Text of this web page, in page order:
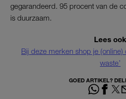
gegarandeerd. 95 procent van de
is duurzaam.
Lees ook
Bij deze merken shop je (online)
waste’
GOED ARTIKEL?